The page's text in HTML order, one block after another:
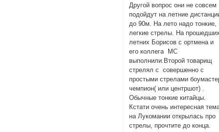
Другой вопрос они не совсем
подойдут на летние
до 90м. На лето надо тонкие,
легкие стрелы. На
летних Борисов с ортмена и
его коллега МС
выполнили.Второй товарищ
стрелял с совершенно с
простыми стрелами
чемпион( или центршот) .
Обычные тонкие китайцы.
Кстати очень интересная
на Лукомании открылась про
стрелы, прочтите до конца.